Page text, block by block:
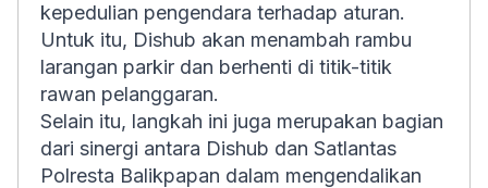
kepedulian pengendara terhadap aturan.
Untuk itu, Dishub akan menambah rambu
larangan parkir dan berhenti di titik-titik
rawan pelanggaran.
Selain itu, langkah ini juga merupakan bagian
dari sinergi antara Dishub dan Satlantas
Polresta Balikpapan dalam mengendalikan